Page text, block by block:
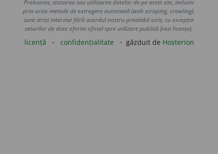
Preluarea, stocarea sau utilizarea datelor de pe acest site, inclusiv
prin orice metode de extragere automată (web scraping, crawling),
sunt strict interzise fără acordul nostru prealabil scris, cu excepția
seturilor de date oferite oficial spre utilizare publică (vezi licența).
licență confidențialitate găzduit de Hosterion